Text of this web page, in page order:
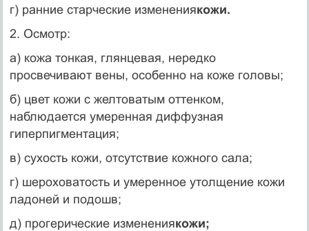
г) ранние старческие изменениякожи.
2. Осмотр:
а) кожа тонкая, глянцевая, нередко
просвечивают вены, особенно на коже головы;
б) цвет кожи с желтоватым оттенком,
наблюдается уме­ренная диффузная
гиперпигментация;
в) сухость кожи, отсутствие кожного сала;
г) шероховатость и умеренное утолщение кожи
ладоней и подошв;
д) прогерические изменениякожи;